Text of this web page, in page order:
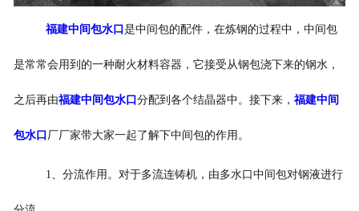
福建中间包水口是中间包的配件，在炼钢的过程中，中间包
是常常会用到的一种耐火材料容器，它接受从钢包浇下来的钢水，
之后再由福建中间包水口分配到各个结晶器中。接下来， 福建中间
包水口 厂厂家带大家一起了解下中间包的作用。
1、分流作用。对于多流连铸机，由多水口中间包对钢液进行